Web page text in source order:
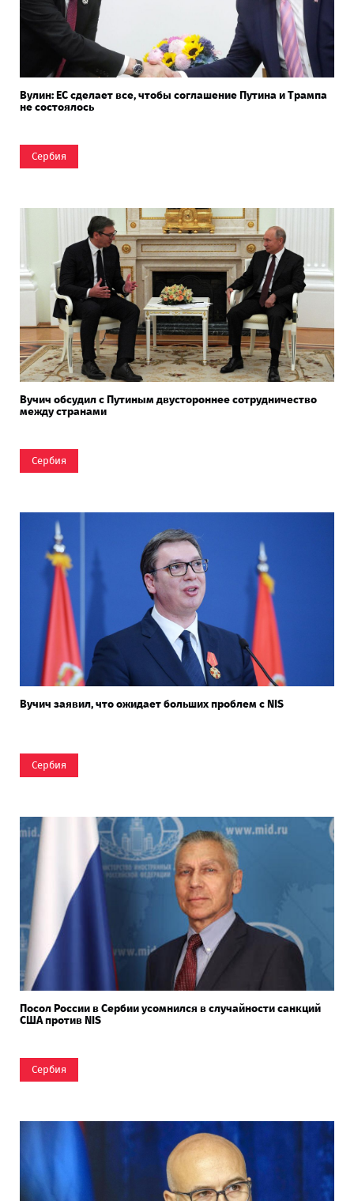
Вулин: ЕС сделает все, чтобы соглашение Путина и Трампа
не состоялось
Сербия
Вучич обсудил с Путиным двустороннее сотрудничество
между странами
Сербия
Вучич заявил, что ожидает больших проблем с NIS
Сербия
Посол России в Сербии усомнился в случайности санкций
США против NIS
Сербия